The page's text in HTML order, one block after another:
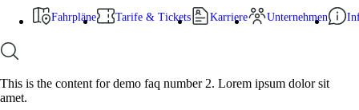
Gruppen-Ticket
Tarifbestimmungen & Beförderungsbedingungen
Unternehmen
Fahrpläne Tarife & Tickets Karriere Unternehmen
This is the content for demo faq number 2. Lorem ipsum dolor sit
amet.